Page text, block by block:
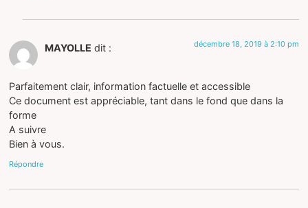
MAYOLLE dit : décembre 18, 2019 à 2:10 pm
Parfaitement clair, information factuelle et accessible
Ce document est appréciable, tant dans le fond que dans la
forme
A suivre
Bien à vous.
Répondre